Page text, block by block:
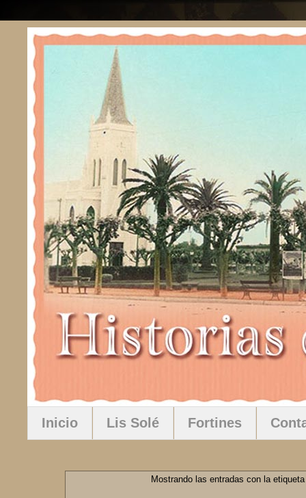
Inicio Lis Solé Fortines
Mostrando las entradas con la